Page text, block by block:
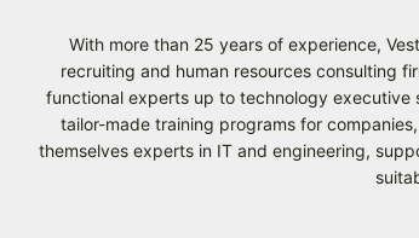
With more than 25 years of experience,
recruiting and human resources consulting
functional experts up to technology executive
tailor-made training programs for
themselves experts in IT and engineering,